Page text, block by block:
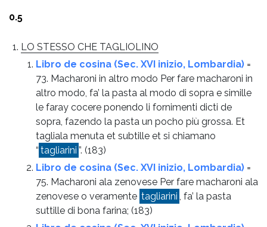
0.5
LO STESSO CHE TAGLIOLINO
Libro de cosina (Sec. XVI inizio, Lombardia) =
73. Macharoni in altro modo Per fare macharoni in
altro modo, fa’ la pasta al modo di sopra e simille
le faray cocere ponendo li fornimenti dicti de
sopra, fazendo la pasta un pocho più grossa. Et
tagliala menuta et subtille et si chiamano
“ tagliarini ”. (183)
Libro de cosina (Sec. XVI inizio, Lombardia) =
75. Macharoni ala zenovese Per fare macharoni ala
zenovese o veramente tagliarini , fa’ la pasta
suttille di bona farina; (183)